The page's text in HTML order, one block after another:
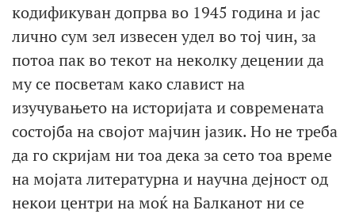
кодификуван допрва во 1945 година и јас
лично сум зел извесен удел во тој чин, за
потоа пак во текот на неколку децении да
му се посветам како славист на
изучувањето на историјата и современата
состојба на својот мајчин јазик. Но не треба
да го скријам ни тоа дека за сето тоа време
на мојата литературна и научна дејност од
некои центри на моќ на Балканот ни се